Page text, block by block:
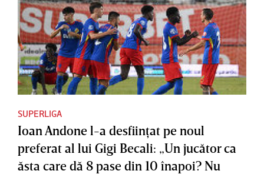
SUPERLIGA
Ioan Andone l-a desfiinţat pe noul
preferat al lui Gigi Becali: „Un jucător ca
ăsta care dă 8 pase din 10 înapoi? Nu